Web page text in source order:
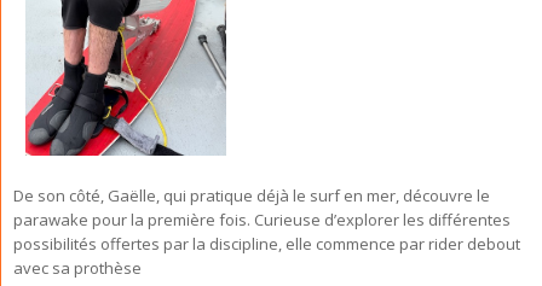
De son côté, Gaëlle, qui pratique déjà le surf en mer, découvre le
parawake pour la première fois. Curieuse d’explorer les différentes
possibilités offertes par la discipline, elle commence par rider debout
avec sa prothèse